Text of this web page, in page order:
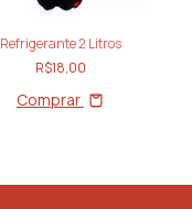
Refrigerante 2 Litros
R$18,00
Comprar